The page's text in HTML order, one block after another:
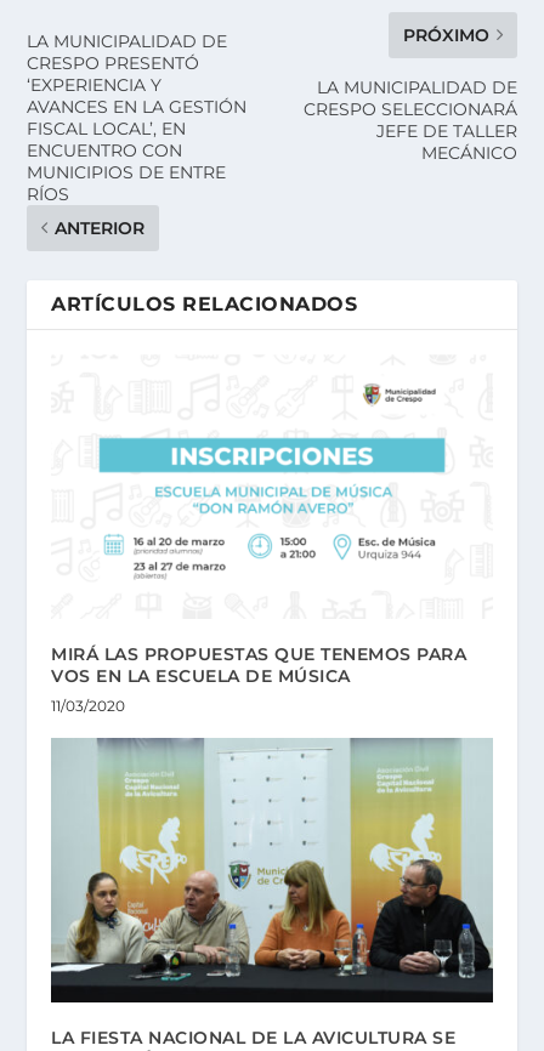
LA MUNICIPALIDAD DE
CRESPO PRESENTÓ
‘EXPERIENCIA Y
AVANCES EN LA GESTIÓN
FISCAL LOCAL’, EN
ENCUENTRO CON
MUNICIPIOS DE ENTRE
RÍOS
ANTERIOR
PRÓXIMO
LA MUNICIPALIDAD DE
CRESPO SELECCIONARÁ
JEFE DE TALLER
MECÁNICO
ARTÍCULOS RELACIONADOS
MIRÁ LAS PROPUESTAS QUE TENEMOS PARA
VOS EN LA ESCUELA DE MÚSICA
11/03/2020
LA FIESTA NACIONAL DE LA AVICULTURA SE